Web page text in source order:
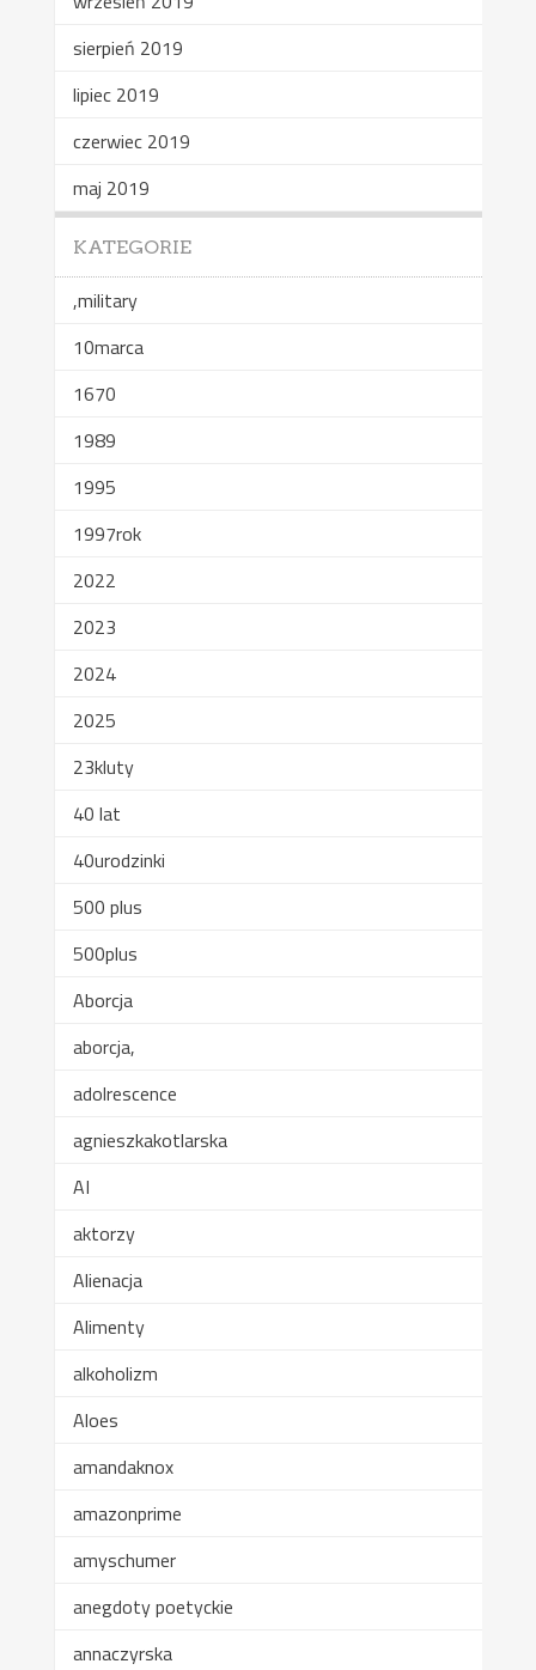
sierpień 2019
lipiec 2019
czerwiec 2019
maj 2019
KATEGORIE
,military
10marca
1670
1989
1995
1997rok
2022
2023
2024
2025
23kluty
40 lat
40urodzinki
500 plus
500plus
Aborcja
aborcja,
adolrescence
agnieszkakotlarska
AI
aktorzy
Alienacja
Alimenty
alkoholizm
Aloes
amandaknox
amazonprime
amyschumer
anegdoty poetyckie
annaczyrska